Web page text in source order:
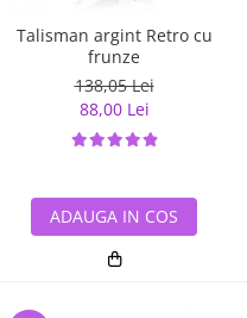
Talisman argint Retro cu
frunze
138,05 Lei
88,00 Lei
ADAUGA IN COS